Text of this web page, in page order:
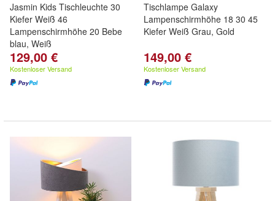
Jasmin Kids Tischleuchte 30
Kiefer Weiß 46
Lampenschirmhöhe 20 Bebe
blau, Weiß
129,00 €
Kostenloser Versand
Tischlampe Galaxy
Lampenschirmhöhe 18 30 45
Kiefer Weiß Grau, Gold
149,00 €
Kostenloser Versand